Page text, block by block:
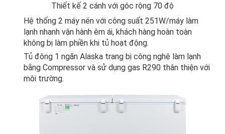
Thiết kế 2 cánh với góc rộng 70 độ
Hệ thống 2 máy nén với công suất 251W/máy làm
lạnh nhanh vận hành êm ái, khách hàng hoàn toàn
không bị làm phiền khi tủ hoạt động.
Tủ đông 1 ngăn Alaska trang bị công nghệ làm lạnh
bằng Compressor và sử dụng gas R290 thân thiện với
môi trường.